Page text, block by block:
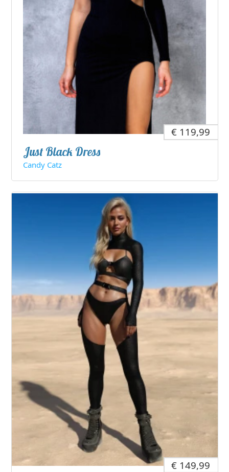
€ 119,99
Just Black Dress
Candy Catz
€ 149,99